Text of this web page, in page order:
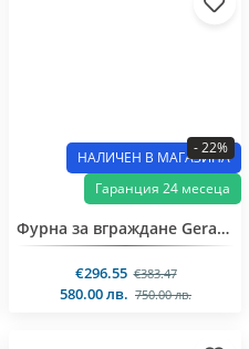
НАЛИЧЕН В МАГАЗИНА
Гаранция 24 месеца
Фурна за вграждане Geratek Florenz EB7000
€296.55 €383.47
- 22%
580.00 лв. 750.00 лв.